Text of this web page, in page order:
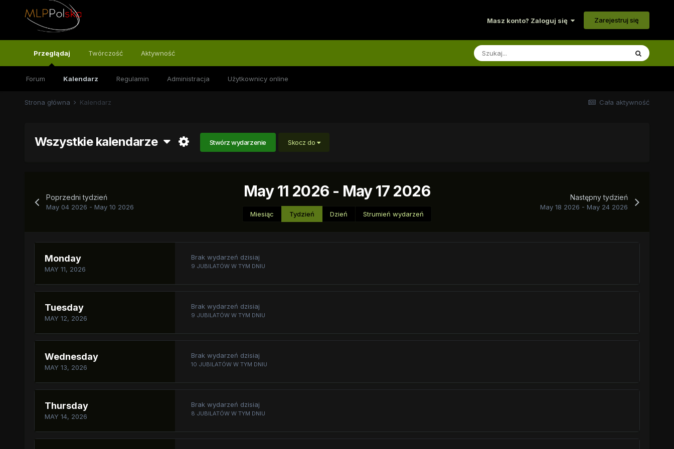
Masz konto? Zaloguj się Zarejestruj się
Przeglądaj
Forum Kalendarz Regulamin Administracja Użytkownicy online
Twórczość Aktywność
Cała aktywność
Strona główna Kalendarz
Wszystkie kalendarze Stwórz wydarzenie Skocz do
Poprzedni tydzień
May 04 2026 - May 10 2026
May 11 2026 - May 17 2026
Miesiąc Tydzień Dzień Strumień wydarzeń
Następny tydzień
May 18 2026 - May 24 2026
Monday
MAY 11, 2026
Brak wydarzeń dzisiaj
9 JUBILATÓW W TYM DNIU
Tuesday
MAY 12, 2026
Brak wydarzeń dzisiaj
9 JUBILATÓW W TYM DNIU
Wednesday
MAY 13, 2026
Brak wydarzeń dzisiaj
10 JUBILATÓW W TYM DNIU
Thursday
MAY 14, 2026
Brak wydarzeń dzisiaj
8 JUBILATÓW W TYM DNIU